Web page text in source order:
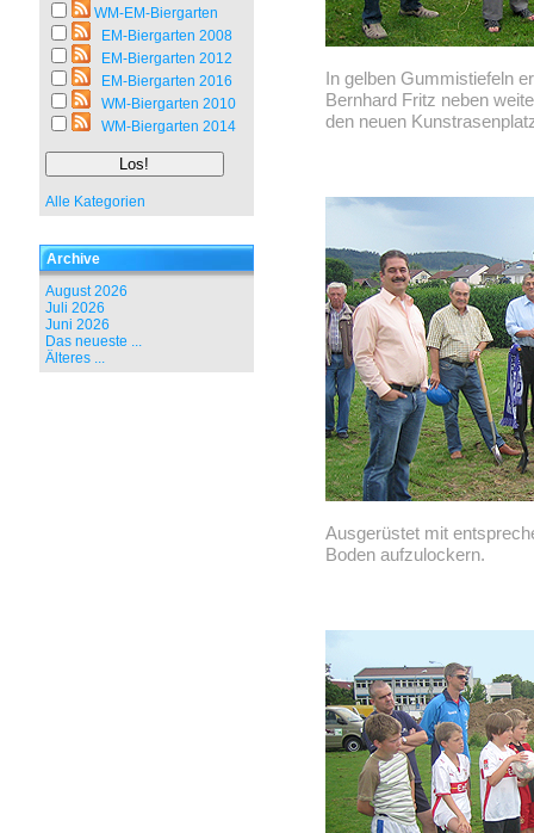
WM-EM-Biergarten
EM-Biergarten 2008
EM-Biergarten 2012
EM-Biergarten 2016
WM-Biergarten 2010
WM-Biergarten 2014
Alle Kategorien
Archive
August 2026
Juli 2026
Juni 2026
Das neueste ...
Älteres ...
In gelben Gummistiefeln
Bernhard Fritz neben
den neuen
Ausgerüstet mit
Boden aufzulockern.